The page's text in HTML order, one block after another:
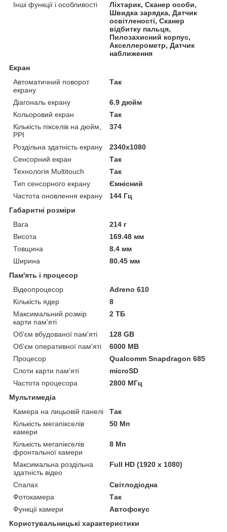
Інші функції і особливості
Ліхтарик, Сканер особи,
Швидка зарядка, Датчик
освітленості, Сканер
відбитку пальця,
Пилозахисний корпус,
Акселлерометр, Датчик
наближення
Екран
Автоматичний поворот
екрану
Так
Діагональ екрану
6.9 дюйм
Кольоровий екран
Так
Кількість пікселів на дюйм,
PPI
374
Роздільна здатність екрану
2340х1080
Сенсорний екран
Так
Технологія Multitouch
Так
Тип сенсорного екрану
Ємнісний
Частота оновлення екрану
144 Гц
Габаритні розміри
Вага
214 г
Висота
169.48 мм
Товщина
8.4 мм
Ширина
80.45 мм
Пам'ять і процесор
Відеопроцесор
Adreno 610
Кількість ядер
8
Максимальний розмір
карти пам'яті
2 ТБ
Об'єм вбудованої пам'яті
128 GB
Об'єм оперативної пам'яті
6000 MB
Процесор
Qualcomm Snapdragon 685
Слоти карти пам'яті
microSD
Частота процесора
2800 МГц
Мультимедіа
Камера на лицьовій панелі
Так
Кількість мегапікселів
камери
50 Мп
Кількість мегапікселів
фронтальної камери
8 Мп
Максимальна роздільна
здатність відео
Full HD (1920 x 1080)
Спалах
Світлодіодна
Фотокамера
Так
Функції камери
Автофокус
Користувальницькі характеристики